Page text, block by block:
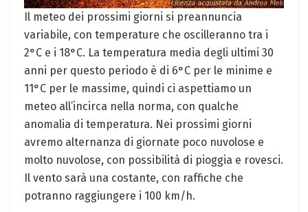
Il meteo dei prossimi giorni si preannuncia
variabile, con temperature che oscilleranno tra i
2°C e i 18°C. La temperatura media degli ultimi 30
anni per questo periodo è di 6°C per le minime e
11°C per le massime, quindi ci aspettiamo un
meteo all’incirca nella norma, con qualche
anomalia di temperatura. Nei prossimi giorni
avremo alternanza di giornate poco nuvolose e
molto nuvolose, con possibilità di pioggia e rovesci.
Il vento sarà una costante, con raffiche che
potranno raggiungere i 100 km/h.